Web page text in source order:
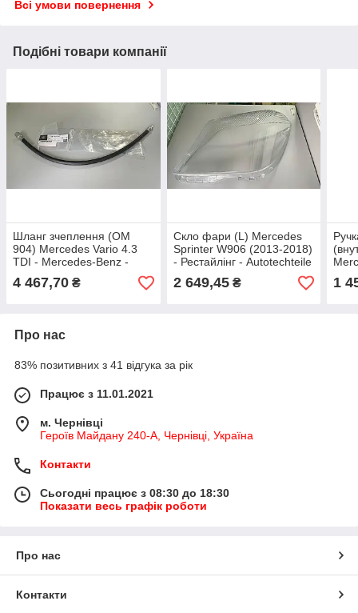
Всі умови повернення
Подібні товари компанії
Шланг зчеплення (OM
904) Mercedes Vario 4.3
TDI - Mercedes-Benz -
Оригінал - A 668 295 05 35
4 467,70 ₴
Скло фари (L) Mercedes
Sprinter W906 (2013-2018)
- Рестайлінг - Autotechteile
- 110 8223
2 649,45₴
- A
1
Про нас
83% позитивних з 41 відгука за рік
Працює з 11.01.2021
м. Чернівці
Героїв Майдану 240-А, Чернівці, Україна
Контакти
Сьогодні працює з 08:30 до 18:30
Показати весь графік роботи
Про нас
Контакти